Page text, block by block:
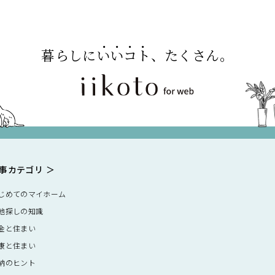
暮らしにいいコト、たくさん。
カテゴリ
めてのマイホーム
探しの知識
と住まい
と住まい
のヒント